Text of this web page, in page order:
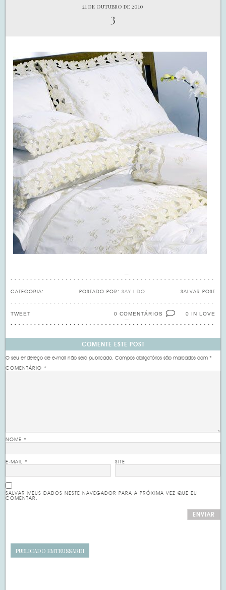
21 de outubro de 2010
3
CATEGORIA: SALVAR POST
POSTADO POR: SAY I DO
0 IN LOVE
0 COMENTÁRIOS
TWEET
COMENTE ESTE POST
O seu endereço de e-mail não será publicado. Campos obrigatórios são marcados com*
COMENTÁRIO*
NOME*
E-MAIL* SITE
SALVAR MEUS DADOS NESTE NAVEGADOR PARA A PRÓXIMA VEZ QUE EU
COMENTAR.
PUBLICADO EMTRUSSARDI